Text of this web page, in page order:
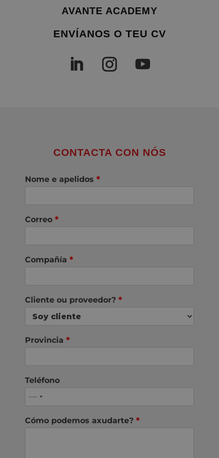
AVANTE ACADEMY
ENVÍANOS O TEU CV
CONTACTA CON NÓS
Nome e apelidos *
Correo *
Compañía *
Cliente ou proveedor? *
Provincia *
Teléfono
Cómo podemos axudarte? *